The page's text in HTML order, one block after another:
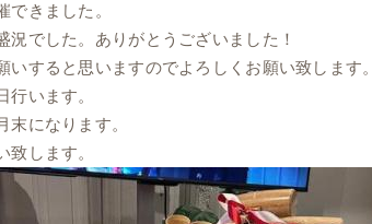
できました。
況でした。ありがとうございました！
いすると思いますのでよろしくお願い致します。
行います。
末になります。
致します。